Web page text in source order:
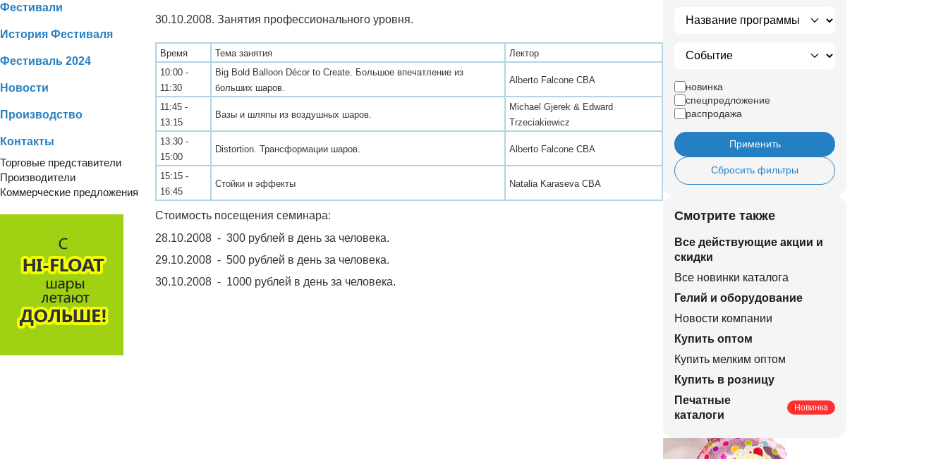
Фестивали
История Фестиваля
Фестиваль 2024
Новости
Производство
Контакты
Торговые представители
Производители
Коммерческие предложения
30.10.2008. Занятия профессионального уровня.
Время Тема занятия
Лектор
10:00 -
11:30
Big Bold Balloon Décor to Create. Большое впечатление из
больших шаров.
Alberto Falcone CBA
11:45 -
13:15
Вазы и шляпы из воздушных шаров.
Michael Gjerek & Edward
Trzeciakiewicz
13:30 -
15:00
Distortion. Трансформации шаров. Alberto Falcone CBA
15:15 -
16:45
Стойки и эффекты Natalia Karaseva CBA
Стоимость посещения семинара:
28.10.2008 - 300 рублей в день за человека.
29.10.2008 - 500 рублей в день за человека.
30.10.2008 - 1000 рублей в день за человека.
новинка
спецпредложение
распродажа
Применить
Сбросить фильтры
Смотрите также
Все действующие акции и
скидки
Все новинки каталога
Гелий и оборудование
Новости компании
Купить оптом
Купить мелким оптом
Купить в розницу
Печатные
каталоги
Новинка